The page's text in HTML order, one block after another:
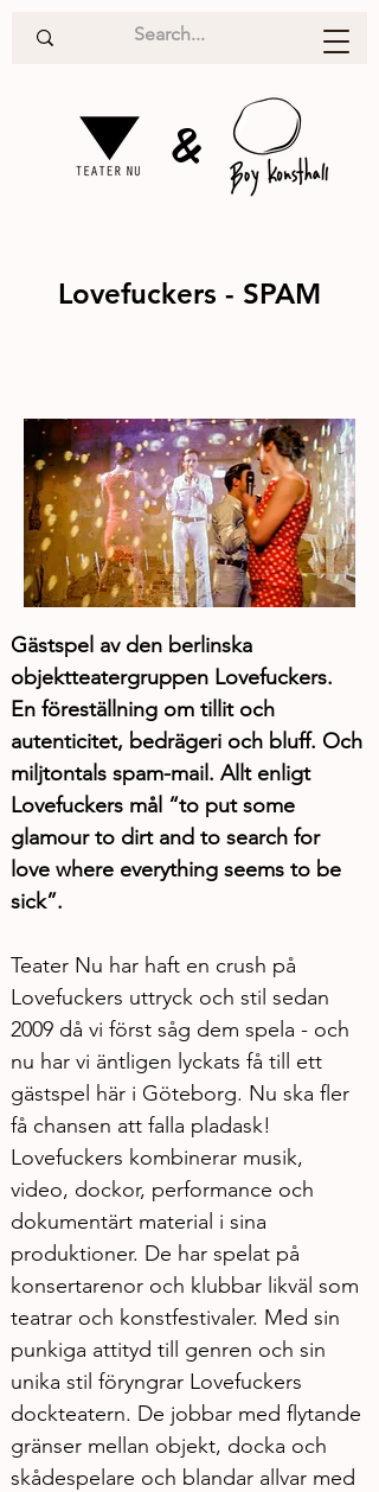
&
Lovefuckers - SPAM
Gästspel av den berlinska
objektteatergruppen Lovefuckers.
En föreställning om tillit och
autenticitet, bedrägeri och bluff. Och
miljtontals spam-mail. Allt enligt
Lovefuckers mål “to put some
glamour to dirt and to search for
love where everything seems to be
sick”.
Teater Nu har haft en crush på
Lovefuckers uttryck och stil sedan
2009 då vi först såg dem spela - och
nu har vi äntligen lyckats få till ett
gästspel här i Göteborg. Nu ska fler
få chansen att falla pladask!
Lovefuckers kombinerar musik,
video, dockor, performance och
dokumentärt material i sina
produktioner. De har spelat på
konsertarenor och klubbar likväl som
teatrar och konstfestivaler. Med sin
punkiga attityd till genren och sin
unika stil föryngrar Lovefuckers
dockteatern. De jobbar med flytande
gränser mellan objekt, docka och
skådespelare och blandar allvar med